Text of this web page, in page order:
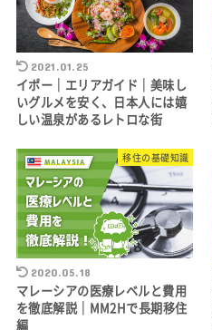
2021.01.25
イポー｜エリアガイド｜美味し
いグルメを安く、日本人には嬉
しい温泉があるレトロな街
移住の基礎知識
2020.05.18
マレーシアの医療レベルと費用
を徹底解説｜MM2Hで長期移住
編